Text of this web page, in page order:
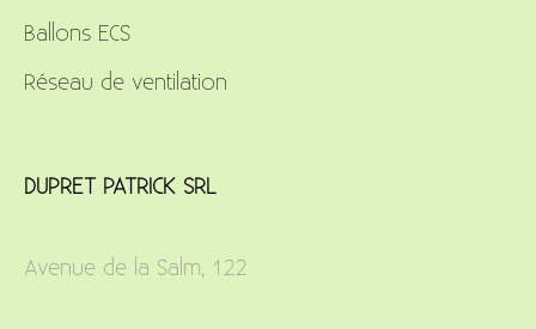
r
Ballons ECS
Réseau de ventilation
DUPRET PATRICK SRL
Avenue de la Salm, 122